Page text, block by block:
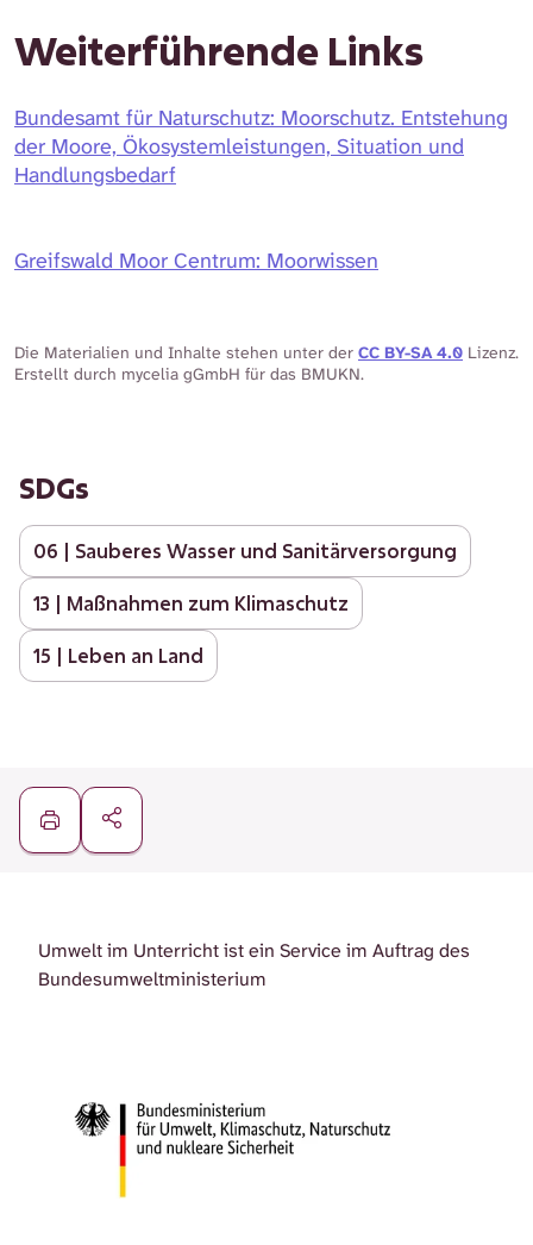
Weiterführende Links
Bundesamt für Naturschutz: Moorschutz. Entstehung
der Moore, Ökosystemleistungen, Situation und
Handlungsbedarf
Greifswald Moor Centrum: Moorwissen
Die Materialien und Inhalte stehen unter der CC BY-SA 4.0 Lizenz.
Erstellt durch mycelia gGmbH für das BMUKN.
SDGs
06 | Sauberes Wasser und Sanitärversorgung
13 | Maßnahmen zum Klimaschutz
15 | Leben an Land
Umwelt im Unterricht ist ein Service im Auftrag des
Bundesumweltministerium